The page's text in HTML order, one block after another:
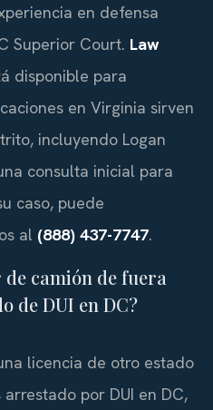
en defensa
Superior Court. Law
disponible para
en Virginia sirven
incluyendo Logan
consulta inicial para
caso, puede
al (888) 437-7747.
camión de fuera
de DUI en DC?
licencia de otro estado
por DUI en DC,